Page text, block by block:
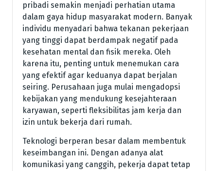
pribadi semakin menjadi perhatian utama
dalam gaya hidup masyarakat modern. Banyak
individu menyadari bahwa tekanan pekerjaan
yang tinggi dapat berdampak negatif pada
kesehatan mental dan fisik mereka. Oleh
karena itu, penting untuk menemukan cara
yang efektif agar keduanya dapat berjalan
seiring. Perusahaan juga mulai mengadopsi
kebijakan yang mendukung kesejahteraan
karyawan, seperti fleksibilitas jam kerja dan
izin untuk bekerja dari rumah.
Teknologi berperan besar dalam membentuk
keseimbangan ini. Dengan adanya alat
komunikasi yang canggih, pekerja dapat tetap